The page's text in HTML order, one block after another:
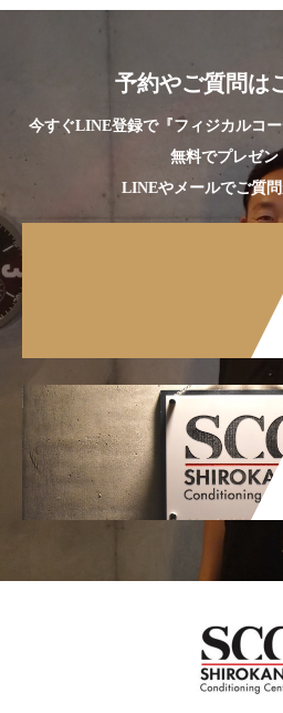
予約やご質問は
今すぐLINE登録で『フィジカルコー
無料でプレゼン
LINEやメールでご質問